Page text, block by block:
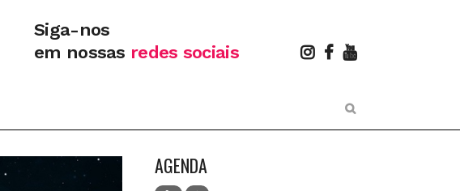
Siga-nos
em nossas redes sociais
AGENDA